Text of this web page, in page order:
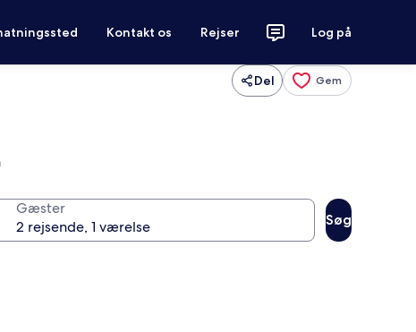
Kontakt os Rejser Log på
Del Gem
Gæster
Søg